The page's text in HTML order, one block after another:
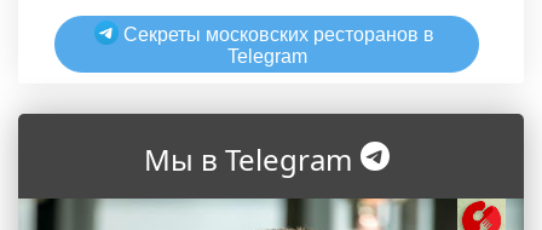
Секреты московских ресторанов в
Telegram
Мы в Telegram